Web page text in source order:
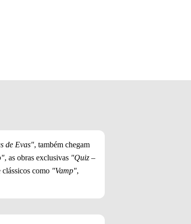
de Evas", também chegam
, as obras exclusivas "Quiz –
clássicos como "Vamp",